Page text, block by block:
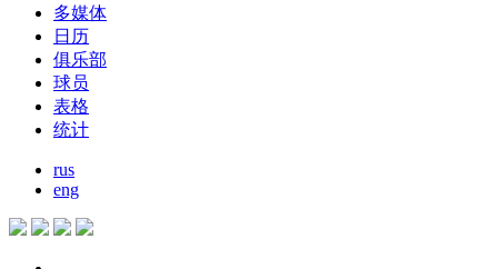
多媒体
日历
俱乐部
球员
表格
统计
rus
eng